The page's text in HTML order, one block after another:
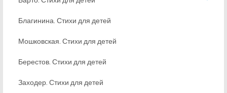
Благинина. Стихи для детей
Мошковская. Стихи для детей
Берестов. Стихи для детей
Заходер. Стихи для детей